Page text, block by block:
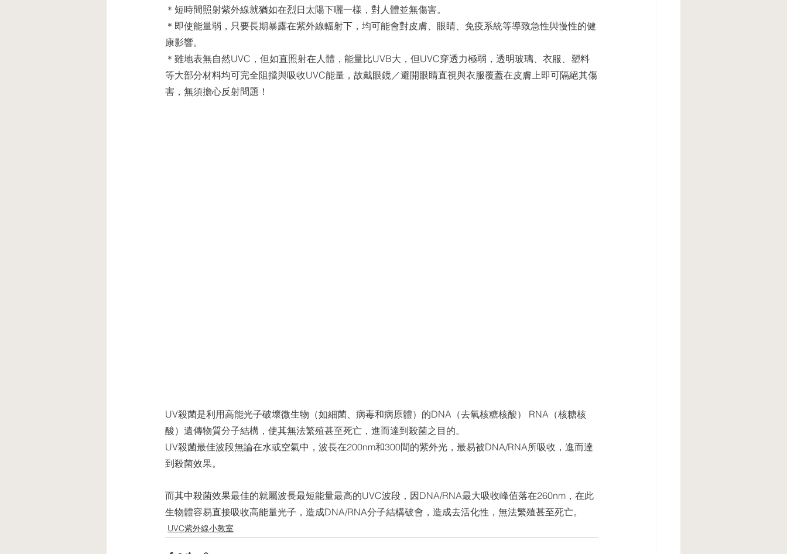
＊短時間照射紫外線就猶如在烈⽇太陽下曬⼀樣，對⼈體並無傷害。
＊即使能量弱，只要長期暴露在紫外線輻射下，均可能會對⽪膚、眼睛、免疫系統等導致急性與慢性的健
康影響。
＊雖地表無⾃然UVC，但如直照射在⼈體，能量比UVB⼤，但UVC穿透⼒極弱，透明玻璃、衣服、塑料
等⼤部分材料均可完全阻擋與吸收UVC能量，故戴眼鏡／避開眼睛直視與衣服覆蓋在⽪膚上即可隔絕其傷
害，無須擔⼼反射問題！
UV殺菌是利⽤⾼能光⼦破壞微⽣物（如細菌、病毒和病原體）的DNA（去氧核糖核酸） RNA（核糖核
酸）遺傳物質分⼦結構，使其無法繁殖甚⾄死亡，進⽽達到殺菌之⽬的。
UV殺菌最佳波段無論在⽔或空氣中，波長在200nm和300間的紫外光，最易被DNA/RNA所吸收，進⽽達
到殺菌效果。
⽽其中殺菌效果最佳的就屬波長最短能量最⾼的UVC波段，因DNA/RNA最⼤吸收峰值落在260nm，在此
⽣物體容易直接吸收⾼能量光⼦，造成DNA/RNA分⼦結構破會，造成去活化性，無法繁殖甚⾄死亡。
UVC紫外線小教室